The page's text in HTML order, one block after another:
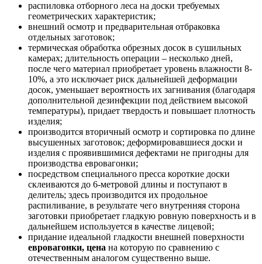
распиловка отборного леса на доски требуемых
геометрических характеристик;
внешний осмотр и предварительная отбраковка
отдельных заготовок;
термическая обработка обрезных досок в сушильных
камерах; длительность операции – несколько дней,
после чего материал приобретает уровень влажности 8-
10%, а это исключает риск дальнейшей деформации
досок, уменьшает вероятность их загнивания (благодаря
дополнительной дезинфекции под действием высокой
температуры), придает твердость и повышает плотность
изделия;
производится вторичный осмотр и сортировка по длине
высушенных заготовок; деформировавшиеся доски и
изделия с проявившимися дефектами не пригодны для
производства евровагонки;
посредством специального пресса короткие доски
склеиваются до 6-метровой длины и поступают в
делитель; здесь производится их продольное
распиливание, в результате чего внутренняя сторона
заготовки приобретает гладкую ровную поверхность и в
дальнейшем используется в качестве лицевой;
придание идеальной гладкости внешней поверхности
евровагонки, цена на которую по сравнению с
отечественным аналогом существенно выше.